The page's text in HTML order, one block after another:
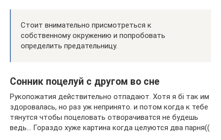
Стоит внимательно присмотреться к
собственному окружению и попробовать
определить предательницу.
Сонник поцелуй с другом во сне
Рукопожатия действительно отпадают. Хотя я бі так им
здоровалась, но раз уж непринято. и потом когда к тебе
тянутся чтобы поцеловать отворачиватся не будешь
ведь… Гораздо хуже картина когда целуются два парня((